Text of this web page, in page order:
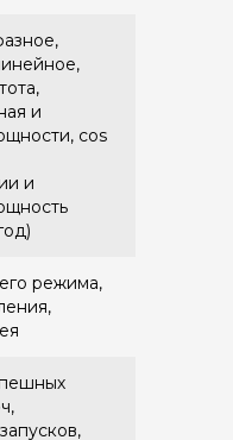
и
cos
и
режима,